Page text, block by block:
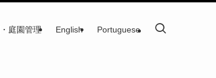
庭園管理 English Portuguese